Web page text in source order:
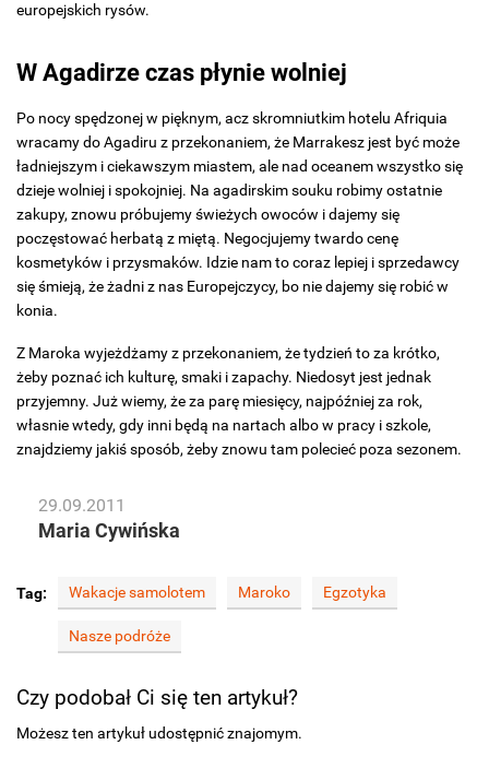
europejskich rysów.
W Agadirze czas płynie wolniej
Po nocy spędzonej w pięknym, acz skromniutkim hotelu Afriquia
wracamy do Agadiru z przekonaniem, że Marrakesz jest być może
ładniejszym i ciekawszym miastem, ale nad oceanem wszystko się
dzieje wolniej i spokojniej. Na agadirskim souku robimy ostatnie
zakupy, znowu próbujemy świeżych owoców i dajemy się
poczęstować herbatą z miętą. Negocjujemy twardo cenę
kosmetyków i przysmaków. Idzie nam to coraz lepiej i sprzedawcy
się śmieją, że żadni z nas Europejczycy, bo nie dajemy się robić w
konia.
Z Maroka wyjeżdżamy z przekonaniem, że tydzień to za krótko,
żeby poznać ich kulturę, smaki i zapachy. Niedosyt jest jednak
przyjemny. Już wiemy, że za parę miesięcy, najpóźniej za rok,
własnie wtedy, gdy inni będą na nartach albo w pracy i szkole,
znajdziemy jakiś sposób, żeby znowu tam polecieć poza sezonem.
29.09.2011
Maria Cywińska
Tag: Wakacje samolotem Maroko Egzotyka
Nasze podróże
Czy podobał Ci się ten artykuł?
Możesz ten artykuł udostępnić znajomym.